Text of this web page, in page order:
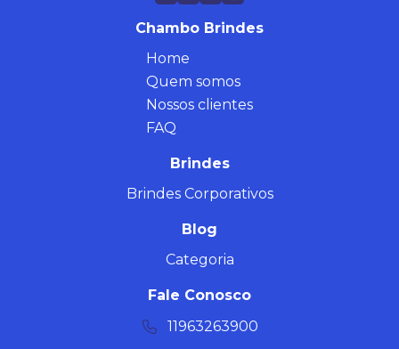
Chambo Brindes
Home
Quem somos
Nossos clientes
FAQ
Brindes
Brindes Corporativos
Blog
Categoria
Fale Conosco
11963263900